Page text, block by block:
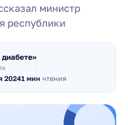
министр
республики
20241 мин чтения